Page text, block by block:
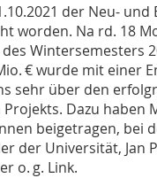
der Neu- und
worden. Na rd. 18
Wintersemesters
€ wurde mit einer
sehr über den
Dazu haben
beigetragen, bei
der Universität, Jan
o. g. Link.